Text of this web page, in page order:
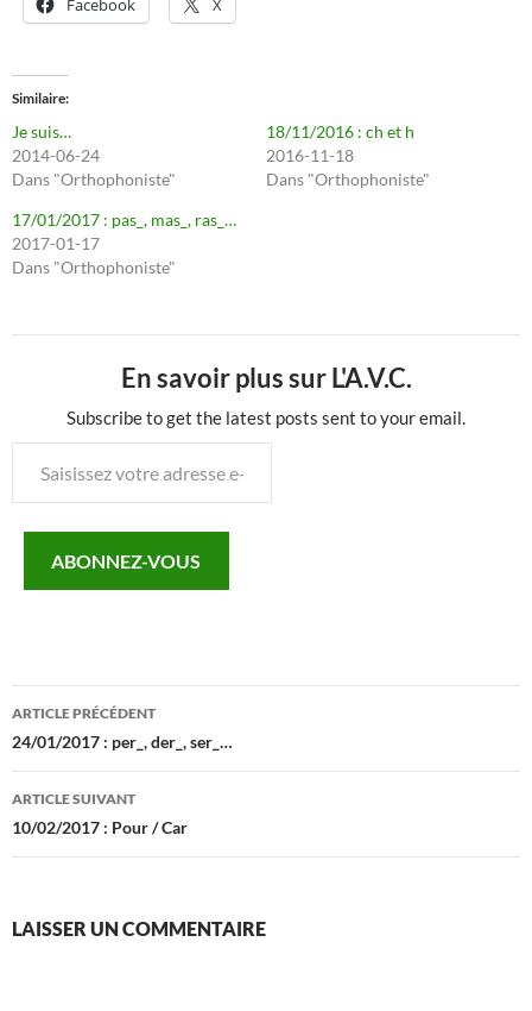
Similaire
Je suis…
2014-06-24
Dans "Orthophoniste"
18/11/2016 : ch et h
2016-11-18
Dans "Orthophoniste"
17/01/2017 : pas_, mas_, ras_…
2017-01-17
Dans "Orthophoniste"
En savoir plus sur L'A.V.C.
Subscribe to get the latest posts sent to your email.
votre
mail…ABONNEZ-VOUS
Navigation
des
articles
ARTICLE PRÉCÉDENT
24/01/2017 : per_, der_, ser_…
ARTICLE SUIVANT
10/02/2017 : Pour / Car
LAISSER UN COMMENTAIRE